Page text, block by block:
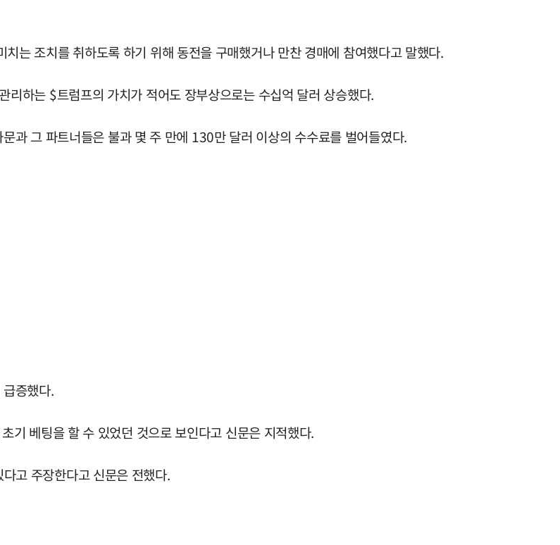
는 조치를 취하도록 하기 위해 동전을 구매했거나 만찬 경매에 참여했다고 말했다.
하는 $트럼프의 가치가 적어도 장부상으로는 수십억 달러 상승했다.
그 파트너들은 불과 몇 주 만에 130만 달러 이상의 수수료를 벌어들였다.
증했다.
기 베팅을 할 수 있었던 것으로 보인다고 신문은 지적했다.
고 주장한다고 신문은 전했다.